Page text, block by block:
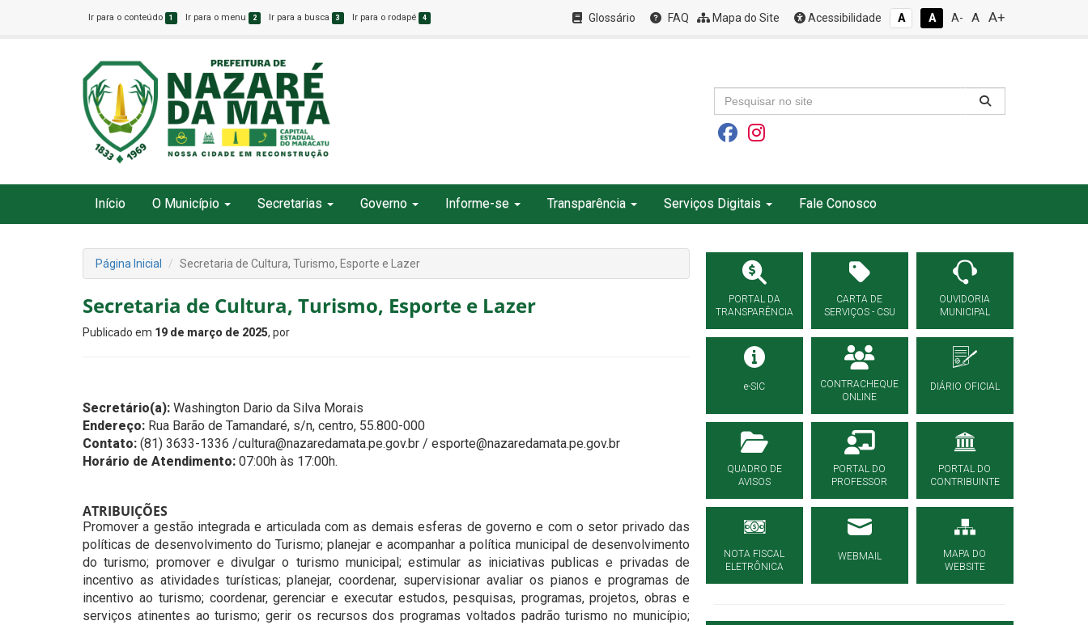
Ir para o conteúdo 1 Ir para o menu 2 Ir para a busca 3 Ir para o rodapé 4 Glossário FAQ Mapa do Site Acessibilidade A A A- A A+
Início O Município Secretarias Governo Informe-se Transparência Serviços Digitais Fale Conosco
Página Inicial Secretaria de Cultura, Turismo, Esporte e Lazer
Secretaria de Cultura, Turismo, Esporte e Lazer
Publicado em 19 de março de 2025, por
Secretário(a): Washington Dario da Silva Morais
Endereço: Rua Barão de Tamandaré, s/n, centro, 55.800-000
Contato: (81) 3633-1336 /cultura@nazaredamata.pe.gov.br / esporte@nazaredamata.pe.gov.br
Horário de Atendimento: 07:00h às 17:00h.
ATRIBUIÇÕES
Promover a gestão integrada e articulada com as demais esferas de governo e com o setor privado das
políticas de desenvolvimento do Turismo; planejar e acompanhar a política municipal de desenvolvimento
do turismo; promover e divulgar o turismo municipal; estimular as iniciativas publicas e privadas de
incentivo as atividades turísticas; planejar, coordenar, supervisionar avaliar os pianos e programas de
incentivo ao turismo; coordenar, gerenciar e executar estudos, pesquisas, programas, projetos, obras e
serviços atinentes ao turismo; gerir os recursos dos programas voltados padrão turismo no município;
PORTAL DA
TRANSPARÊNCIA
CARTA DE
SERVIÇOS - CSU
OUVIDORIA
MUNICIPAL
e-SIC
CONTRACHEQUE
ONLINE
DIÁRIO OFICIAL
QUADRO DE
AVISOS
PORTAL DO
PROFESSOR
PORTAL DO
CONTRIBUINTE
NOTA FISCAL
ELETRÔNICA
WEBMAIL
MAPA DO
WEBSITE